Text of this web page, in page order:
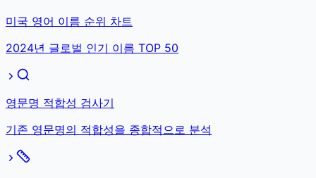
미국 영어 이름 순위 차트
2024년 글로벌 인기 이름 TOP 50
영문명 적합성 검사기
기존 영문명의 적합성을 종합적으로 분석